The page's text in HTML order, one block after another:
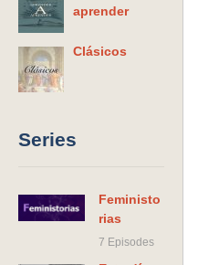
aprender
Clásicos
Series
Feministo
rias
7 Episodes